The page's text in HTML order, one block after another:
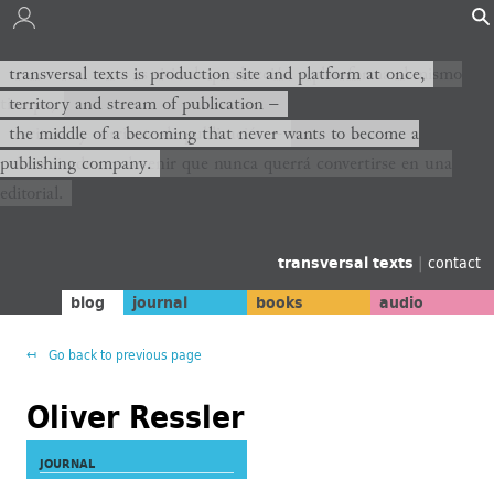
transversal texts es sitio de producción y plataforma al mismo
tiempo,
territorio y corriente de publicación −
el medio de un devenir que nunca querrá convertirse en una
transversal texts is production site and platform at once,
territory and stream of publication −
the middle of a becoming that never wants to become a
publishing company.
transversal texts | contact
blog journal books audio
Go back to previous page
Oliver Ressler
JOURNAL